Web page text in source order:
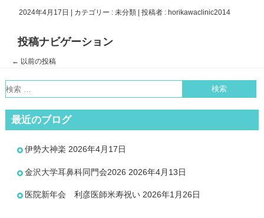
2024年4月17日 カテゴリー : 未分類 投稿者 : horikawaclinic2014
投稿ナビゲーション
← 以前の投稿
最近のブログ
伊勢大神楽 2026年4月17日
金沢大学耳鼻科同門会2026 2026年4月13日
医院新年会 利彦医師米寿祝い 2026年1月26日